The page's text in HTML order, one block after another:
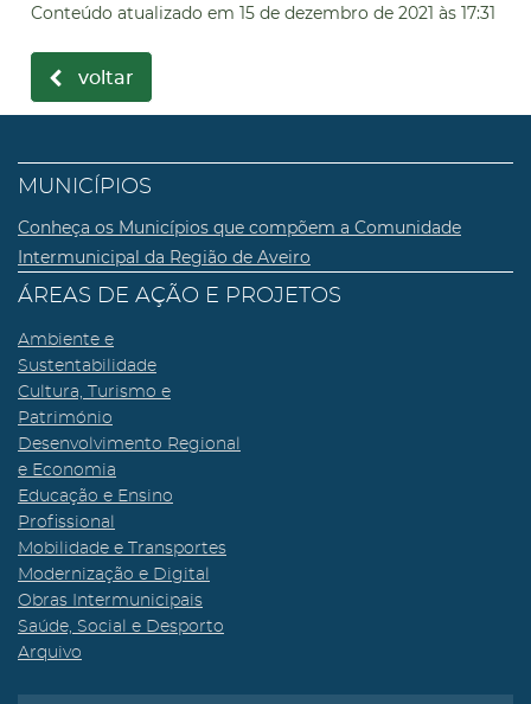
Conteúdo atualizado em 15 de dezembro de 2021 às 17:31
voltar
MUNICÍPIOS
Conheça os Municípios que compõem a Comunidade
Intermunicipal da Região de Aveiro
ÁREAS DE AÇÃO E PROJETOS
Ambiente e
Sustentabilidade
Cultura, Turismo e
Património
Desenvolvimento Regional
e Economia
Educação e Ensino
Profissional
Mobilidade e Transportes
Modernização e Digital
Obras Intermunicipais
Saúde, Social e Desporto
Arquivo